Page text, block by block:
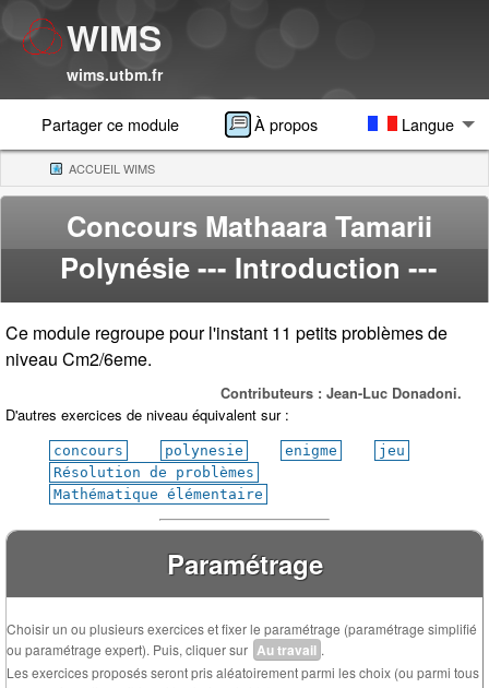
WIMS
wims.utbm.fr
Partager ce module À propos Langue
ACCUEIL WIMS(CURRENT)
Concours Mathaara Tamarii
Polynésie--- Introduction ---
Ce module regroupe pour l'instant 11 petits problèmes de
niveau Cm2/6eme.
Contributeurs : Jean-Luc Donadoni.
D'autres exercices de niveau équivalent sur :
concours polynesie enigme
jeu
Résolution de problèmes
Mathématique élémentaire
Paramétrage
Choisir un ou plusieurs exercices et fixer le paramétrage (paramétrage simplifié
ou paramétrage expert). Puis, cliquer sur Au travail .
Les exercices proposés seront pris aléatoirement parmi les choix (ou parmi tous